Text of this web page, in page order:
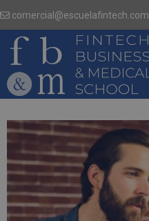
comercial@escuelafintech.com
Inicio/ Marketing, Publicidad y Diseño